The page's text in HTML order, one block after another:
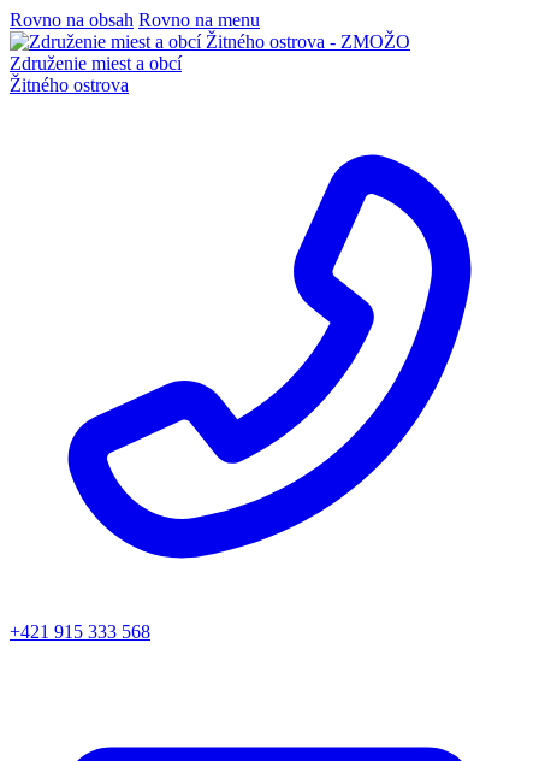
Rovno na obsah Rovno na menu
Združenie miest a obcí
Žitného ostrova
+421 915 333 568